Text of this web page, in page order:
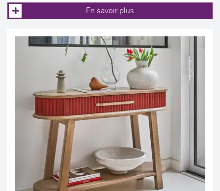
En savoir plus